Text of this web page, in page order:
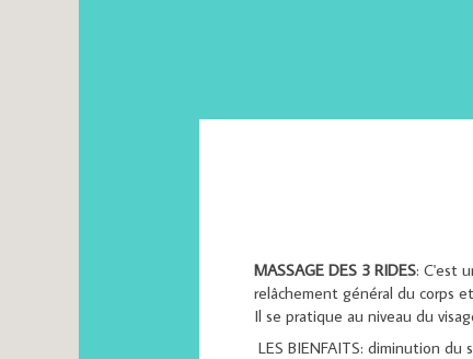
MASSAGE DES 3 RIDES: C'est
relâchement général du corps
Il se pratique au niveau du
LES BIENFAITS: diminution